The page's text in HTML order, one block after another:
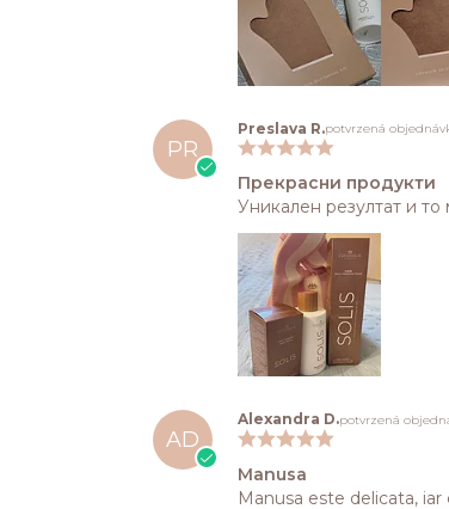
PR
Preslava R.potvrzená
Прекрасни продукти
Уникален резултат и
AD
Alexandra D.potvrzená
Manusa
Manusa este delicata,